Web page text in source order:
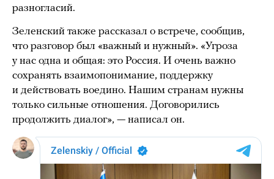
разногласий.
Зеленский также рассказал о встрече, сообщив,
что разговор был «важный и нужный». «Угроза
у нас одна и общая: это Россия. И очень важно
сохранять взаимопонимание, поддержку
и действовать воедино. Нашим странам нужны
только сильные отношения. Договорились
продолжить диалог», — написал он.